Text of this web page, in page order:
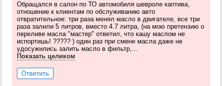
Обращался в салон по ТО автомобиля шевроле каптива,
отношение к клиентам по обслуживанию авто
отвратительное: три раза менял масло в двигателе, все три
раза залили 5 литров, вместо 4.7 литра, (на мою претензию о
переливе масла "мастер" ответил, что кашу маслом не
испортишь! ????? ) один раз при смене масла даже не
удосужились залить масло в фильтр,...
Показать целиком
Ответить